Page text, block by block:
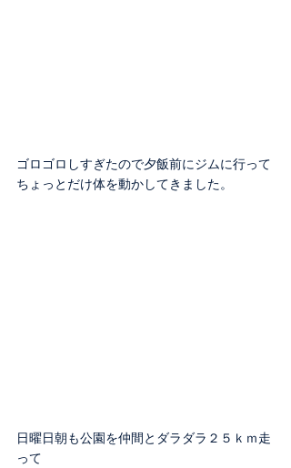
ゴロゴロしすぎたので夕飯前にジムに行って
ちょっとだけ体を動かしてきました。
日曜日朝も公園を仲間とダラダラ２５ｋｍ走
って